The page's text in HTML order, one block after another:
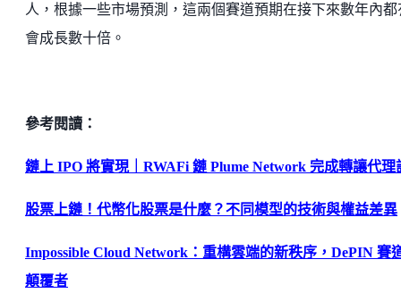
人，根據一些市場預測，這兩個賽道預期在接下來數年內都
會成長數十倍。
參考閱讀：
鏈上 IPO 將實現｜RWAFi 鏈 Plume Network 完成轉讓代理
股票上鏈！代幣化股票是什麼？不同模型的技術與權益差異
Impossible Cloud Network：重構雲端的新秩序，DePIN 賽
顛覆者